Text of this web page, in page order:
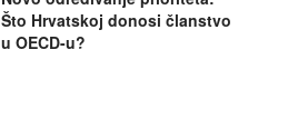
Što Hrvatskoj donosi članstvo
u OECD-u?